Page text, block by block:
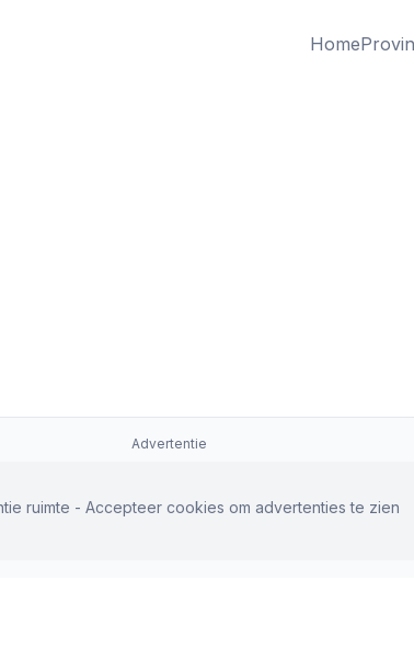
Home
Advertentie
ruimte - Accepteer cookies om advertenties te zien